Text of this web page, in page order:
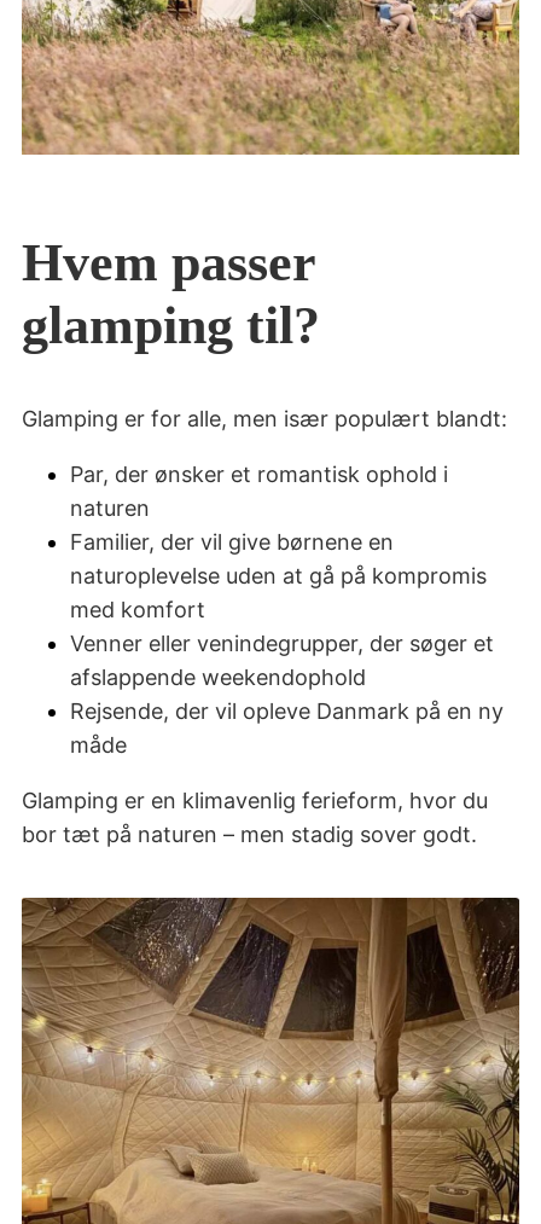
Hvem passer
glamping til?
Glamping er for alle, men især populært blandt:
Par, der ønsker et romantisk ophold i
naturen
Familier, der vil give børnene en
naturoplevelse uden at gå på kompromis
med komfort
Venner eller venindegrupper, der søger et
afslappende weekendophold
Rejsende, der vil opleve Danmark på en ny
måde
Glamping er en klimavenlig ferieform, hvor du
bor tæt på naturen – men stadig sover godt.